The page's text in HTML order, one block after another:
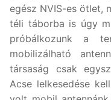
egész NVIS-es ötlet,
téli táborba is úgy
próbálkozunk a
mobilizálható
társaság csak
Acse lelkesedése